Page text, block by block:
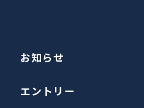
お知らせ
エントリー